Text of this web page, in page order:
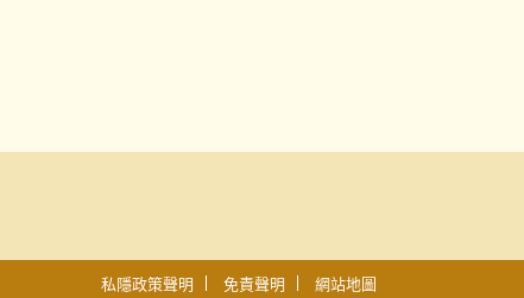
私隱政策聲明 免責聲明 網站地圖